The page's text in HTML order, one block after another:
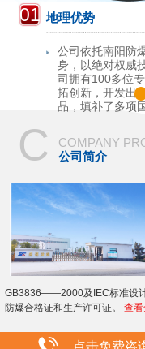
01 地理优势
公司依托南阳防
身，以绝对权威
司拥有100多位
拓创新，开发出
品，填补了多项
C
COMPANY
公司简介
GB3836——2000及IEC标准设
防爆合格证和生产许可证。查
点击免费咨